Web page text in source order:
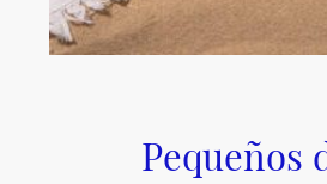
Pequeños